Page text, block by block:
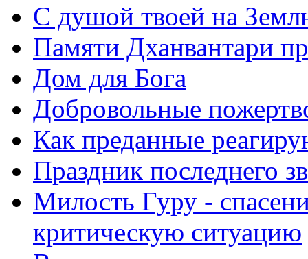
С душой твоей на
Памяти Дханвантари
Дом для Бога
Добровольные
Как преданные
Праздник последнего
Милость Гуру -
критическую ситуацию